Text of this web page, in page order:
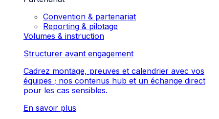
Convention & partenariat
Reporting & pilotage
Volumes & instruction
Structurer avant engagement
Cadrez montage, preuves et calendrier avec vos
équipes ; nos contenus hub et un échange direct
pour les cas sensibles.
En savoir plus